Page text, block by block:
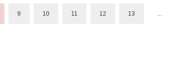
9 10 11 12 13 …